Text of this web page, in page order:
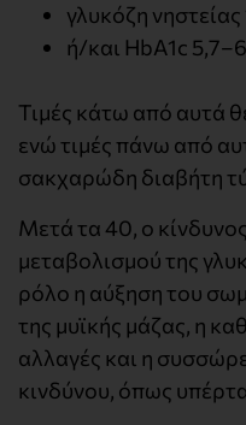
γλυκόζη
ή/και HbA1c
Τιμές κάτω από αυτά
ενώ τιμές πάνω από
σακχαρώδη διαβήτη
Μετά τα 40, ο
μεταβολισμού της
ρόλο η αύξηση του
της μυϊκής μάζας, η
αλλαγές και η
κινδύνου, όπως